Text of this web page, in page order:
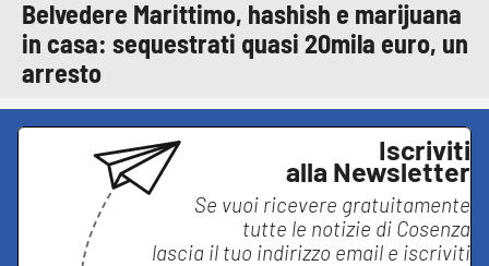
Belvedere Marittimo, hashish e marijuana
in casa: sequestrati quasi 20mila euro, un
arresto
Iscriviti
alla Newsletter
Se vuoi ricevere gratuitamente
tutte le notizie di Cosenza
lascia il tuo indirizzo email e iscriviti